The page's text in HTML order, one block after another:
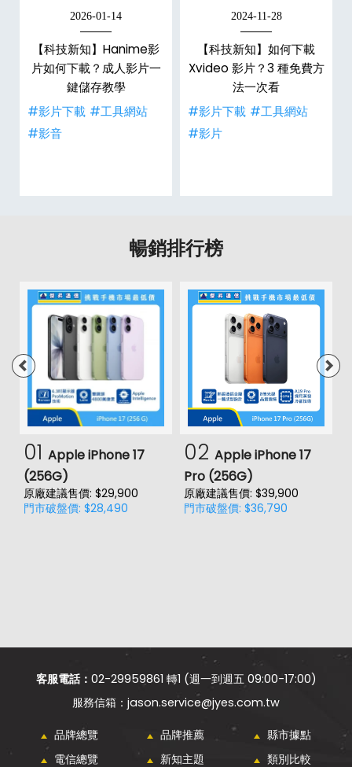
2026-01-14
【科技新知】Hanime影
片如何下載？成人影片一
鍵儲存教學
#影片下載 #工具網站
#影音
2024-11-28
【科技新知】如何下載
Xvideo 影片？3 種免費方
法一次看
#影片下載 #工具網站
#影片
暢銷排行榜
01 Apple iPhone 17
(256G)
原廠建議售價: $29,900
門市破盤價: $28,490
02 Apple iPhone 17
Pro (256G)
原廠建議售價: $39,900
門市破盤價: $36,790
客服電話： 02-29959861 轉1 (週一到週五 09:00-17:00)
jason.service@jyes.com.tw
品牌總覽 品牌推薦
縣市據點
電信總覽
新知主題 類別比較